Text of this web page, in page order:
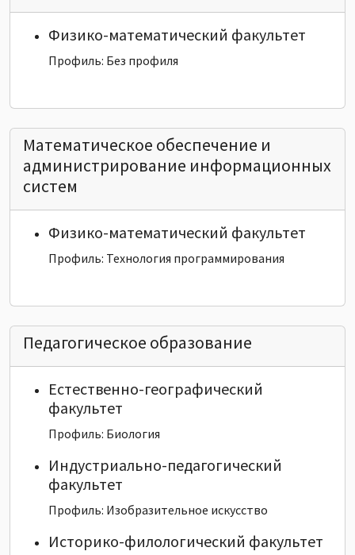
Физико-математический факультет
Профиль: Без профиля
Математическое обеспечение и
администрирование информационных
систем
Физико-математический факультет
Профиль: Технология программирования
Педагогическое образование
Естественно-географический
факультет
Профиль: Биология
Индустриально-педагогический
факультет
Профиль: Изобразительное искусство
Историко-филологический факультет